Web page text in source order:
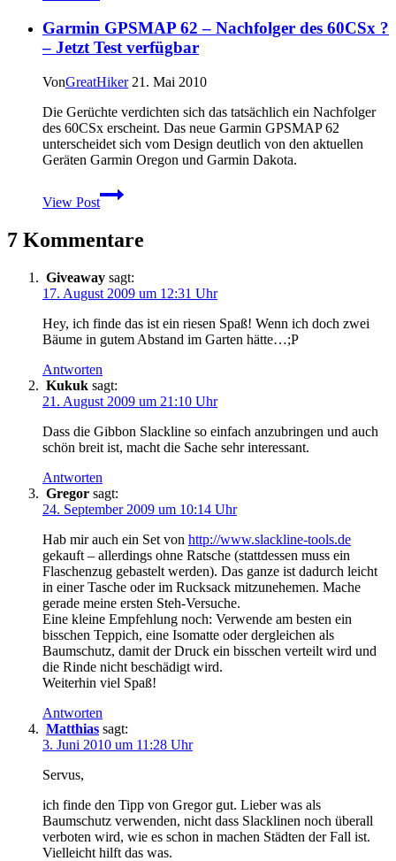
im
Praxistest
Garmin GPSMAP 62 – Nachfolger des 60CSx ?
– Jetzt Test verfügbar
VonGreatHiker 21. Mai 2010
Die Gerüchte verdichten sich das tatsächlich ein Nachfolger
des 60CSx erscheint. Das neue Garmin GPSMAP 62
unterscheidet sich vom Design deutlich von den aktuellen
Geräten Garmin Oregon und Garmin Dakota.
View Post
Garmin
GPSMAP
–
60CSx
?
–
Jetzt
Test
verfügbar
7 Kommentare
Giveaway sagt:
17. August 2009 um 12:31 Uhr
Hey, ich finde das ist ein riesen Spaß! Wenn ich doch zwei
Bäume in gutem Abstand im Garten hätte…;P
Antworten
Kukuk sagt:
21. August 2009 um 21:10 Uhr
Dass die Gibbon Slackline so einfach anzubringen und auch
schön breit ist, macht die Sache sehr interessant.
Antworten
Gregor sagt:
24. September 2009 um 10:14 Uhr
Hab mir auch ein Set von http://www.slackline-tools.de
gekauft – allerdings ohne Ratsche (stattdessen muss ein
Flaschenzug gebastelt werden). Das ganze ist dadurch leicht
in einer Tasche oder im Rucksack mitzunehemen. Mache
gerade meine ersten Steh-Versuche.
Eine kleine Empfehlung noch: Verwende am besten ein
bisschen Teppich, eine Isomatte oder dergleichen als
Baumschutz, damit der Druck ein bisschen verteilt wird und
die Rinde nicht beschädigt wird.
Weiterhin viel Spaß!
Antworten
Matthias sagt:
3. Juni 2010 um 11:28 Uhr
Servus,
ich finde den Tipp von Gregor gut. Lieber was als
Baumschutz verwenden, nicht dass Slacklinen noch überall
verboten wird, wie es schon in machen Städten der Fall ist.
Vielleicht hilft das was.